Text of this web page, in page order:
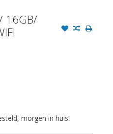
16GB/
morgen in huis!